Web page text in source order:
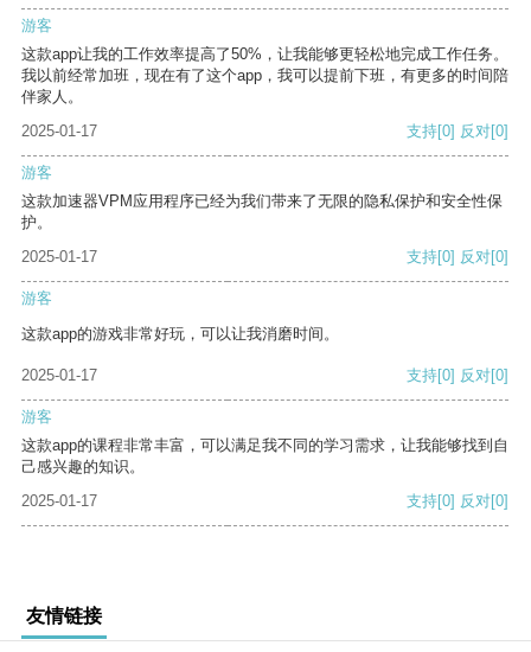
游客
这款app让我的工作效率提高了50%，让我能够更轻松地完成工作任务。
我以前经常加班，现在有了这个app，我可以提前下班，有更多的时间陪
伴家人。
2025-01-17
支持[0] 反对[0]
游客
这款加速器VPM应用程序已经为我们带来了无限的隐私保护和安全性保
护。
2025-01-17
支持[0] 反对[0]
游客
这款app的游戏非常好玩，可以让我消磨时间。
2025-01-17 支持[0] 反对[0]
游客
这款app的课程非常丰富，可以满足我不同的学习需求，让我能够找到自
己感兴趣的知识。
2025-01-17
支持[0] 反对[0]
友情链接